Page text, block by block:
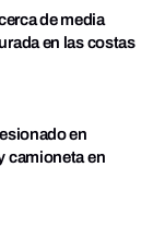
de media
en las costas
en
camioneta en